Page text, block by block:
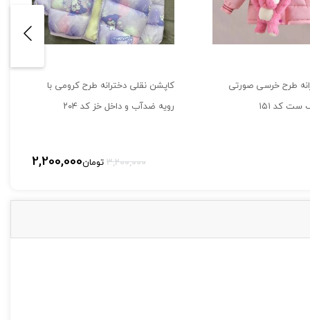
طرح خرسی صورتی
ست کد ۱۵۱
کاپشن نقلی دخترانه طرح کرومی با
رویه ضدآب و داخل خز کد ۲۰۴
3,200,000قیمت
تومان2,200,000قیمت